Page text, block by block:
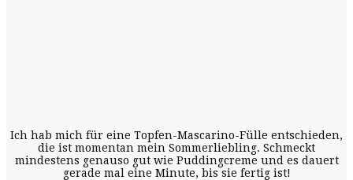
Ich hab mich für eine Topfen-Mascarino-Fülle entschieden,
die ist momentan mein Sommerliebling. Schmeckt
mindestens genauso gut wie Puddingcreme und es dauert
gerade mal eine Minute, bis sie fertig ist!